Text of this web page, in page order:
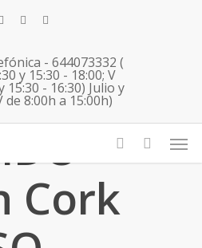
twitterfacebookinstagram
- 644073332 (
y 15:30 - 18:00; V
15:30 - 16:30) Julio y
8:00h a 15:00h)
account
Cork